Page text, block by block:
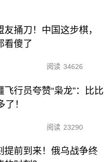
友捅刀！中国这步棋，
看傻了
阅读 34626
飞行员夸赞“枭龙”：比比
了！
阅读 23290
提前到来！俄乌战争终